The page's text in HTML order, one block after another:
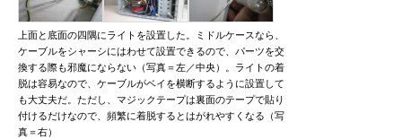
上面と底面の四隅にライトを設置した。ミドルケースなら、
ケーブルをシャーシにはわせて設置できるので、パーツを交
換する際も邪魔にならない（写真＝左／中央）。ライトの着
脱は容易なので、ケーブルがベイを横断するように設置して
も大丈夫だ。ただし、マジックテープは裏面のテープで貼り
付けるだけなので、頻繁に着脱するとはがれやすくなる（写
真＝右）